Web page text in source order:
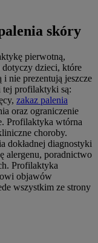
skóry
pierwotną,
dzieci, które
nie prezentują jeszcze
profilaktyki są:
zakaz palenia
oraz ograniczenie
Profilaktyka wtórna
choroby.
dokładnej diagnostyki
alergenu, poradnictwo
Profilaktyka
objawów
wszystkim ze strony